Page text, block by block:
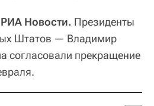
Новости. Президенты
Штатов — Владимир
согласовали прекращение